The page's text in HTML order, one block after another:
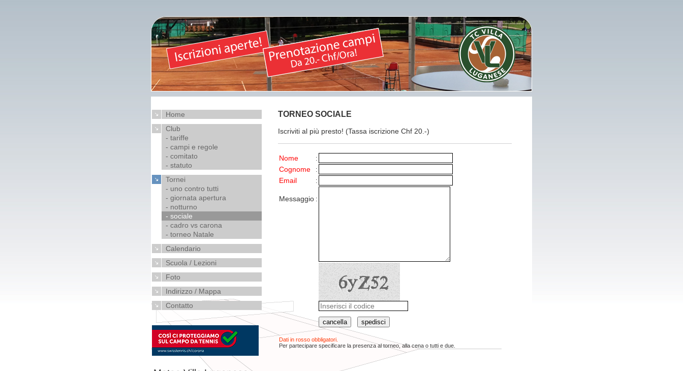
Home
Club
- tariffe
- campi e regole
- comitato
- statuto
Tornei
- uno contro tutti
- giornata apertura
- notturno
- sociale
- cadro vs carona
- torneo Natale
Calendario
Scuola / Lezioni
Foto
Indirizzo / Mappa
Contatto
TORNEO SOCIALE
Iscriviti al più presto! (Tassa iscrizione Chf 20.-)
Nome
:
Cognome
:
Email
:
Messaggio :
Dati in rosso obbligatori.
Per partecipare specificare la presenza al torneo, alla cena o tutti e due.